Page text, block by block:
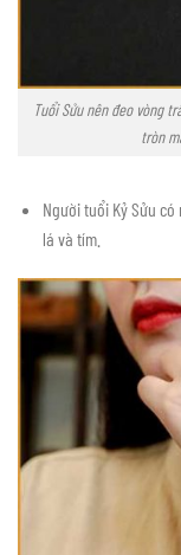
Tuổi Sửu nên đeo vòng
tròn
Người tuổi Kỷ Sửu
lá và tím.